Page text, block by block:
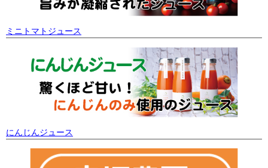
ミニトマトジュース
にんじんジュース